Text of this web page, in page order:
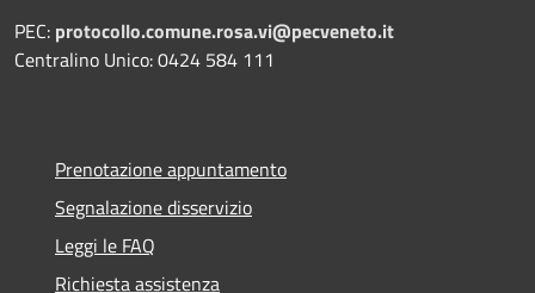
PEC: protocollo.comune.rosa.vi@pecveneto.it
Centralino Unico: 0424 584 111
Prenotazione appuntamento
Segnalazione disservizio
Leggi le FAQ
Richiesta assistenza